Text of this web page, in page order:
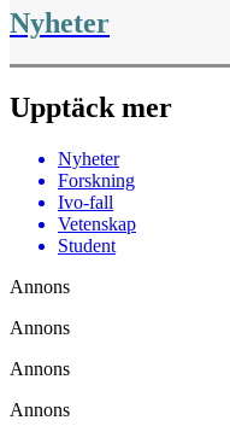
Nyheter
Upptäck mer
Nyheter
Forskning
Ivo-fall
Vetenskap
Student
Annons
Annons
Annons
Annons